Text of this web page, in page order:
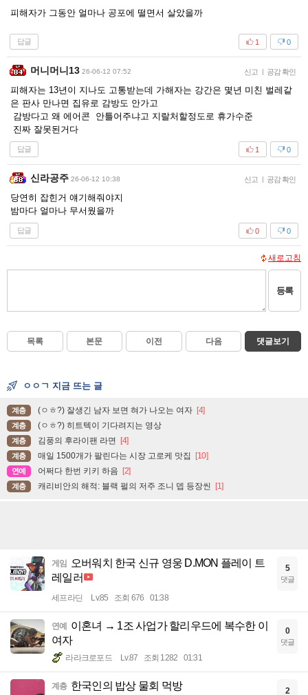
피해자가 그동안 얼마나 공포에 떨면서 살았을까
답글 0
1
머니머니13 26-06-12 07:52 신고 | 공감 확인
피해자는 13년이 지나도 고통받는데 가해자는 강간은 몇년 미친 벌레같
은 판사 만나면 집유로 감방도 안가고
감방다고 왜 에어콘 안틀어주냐고 지랄처할정도로 휴가수준
진짜 잘못된거다
답글 0
1
신라공주 26-06-12 10:38 신고 | 공감 확인
당연히 잡힌거 얘기해줘야지
밤마다 얼마나 무서웠을까
답글 0
0
새로고침
등록
목록 본문 이전 다음 댓글보기
ㅇㅇㄱ 지금 뜨는 글
계층 (ㅇㅎ?) 잘생긴 남자 보면 혀가 나오는 여자 [4]
계층 (ㅇㅎ?) 히트텍이 기다려지는 영상
계층 김풍의 후라이팬 라면 [4]
계층 매일 1500개가 팔린다는 시장 고로케 맛집 [10]
연예 어쩌다 한번 키키 하음 [2]
계층 캐리비안의 해적: 블랙 펄의 저주 조니 뎁 등장씬 [1]
게임
오버워치 한국 신규 영웅 D.MON 플레이 트
레일러
세프라딘 Lv.85 조회 676 01:38
5
댓글
연예
이혼녀 → 1조 사업가 할리우드에 복수한 이
여자
라라크로포드 Lv.87 조회 1282 01:31
0
댓글
계층 한국인의 밥상 물회 먹방 2